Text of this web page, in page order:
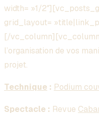
width= »1/
grid_layout=
[/
l’organisation de vos
projet.
Technique : Podium
Spectacle : Revue